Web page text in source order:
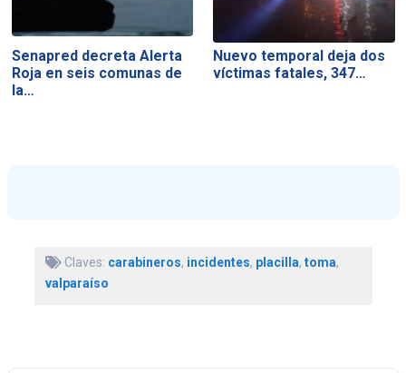
Senapred decreta Alerta
Roja en seis comunas de
la…
Nuevo temporal deja dos
víctimas fatales, 347…
Claves: carabineros, incidentes, placilla, toma,
valparaíso